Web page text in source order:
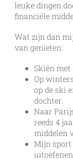
leuke dingen
financiële
Wat zijn dan
van genieten:
Skiën
Op
op de ski
dochter.
Naar
reeds 4
middelen
Mijn